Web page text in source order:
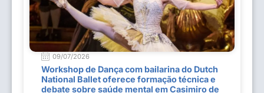
09/07/2026
Workshop de Dança com bailarina do Dutch
National Ballet oferece formação técnica e
debate sobre saúde mental em Casimiro de